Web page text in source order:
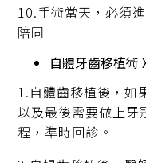
10.手術當天，必須
陪同
自體牙齒移植術
1.自體齒移植後，如
以及最後需要做上牙
程，準時回診。